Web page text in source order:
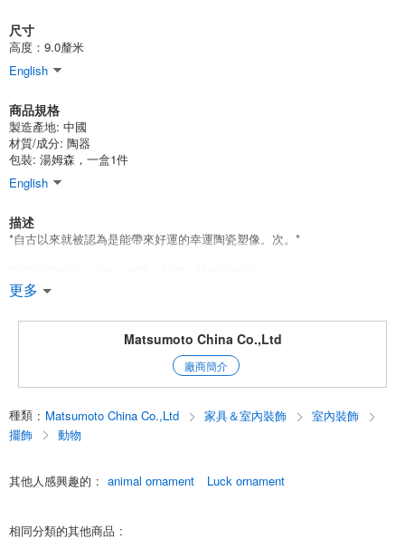
尺寸
高度：9.0釐米
English
商品規格
製造產地: 中國
材質/成分: 陶器
包裝: 湯姆森，一盒1件
English
描述
*自古以來就被認為是能帶來好運的幸運陶瓷塑像。次。*
它可以很容易地放置在一個小空間裡，創造一個有趣的好運和吉祥的氛
它招來了幸福、金錢、財富、好運、快樂和幸福。
價格和尺寸都很合理，適合私人使用、紀念品和紀念日的禮物。
展示各種各樣的幸運飾物也會產生銷售效果。
更多
Matsumoto China Co.,Ltd
廠商簡介
種類 : Matsumoto China Co.,Ltd 家具＆室內裝飾
室內裝飾
擺飾
動物
其他人感興趣的 : animal ornament Luck ornament
相同分類的其他商品 :